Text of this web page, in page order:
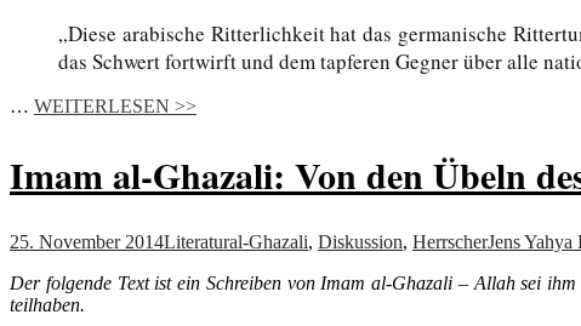
„Diese arabische Ritterlichkeit hat das germanische
das Schwert fortwirft und dem tapferen Gegner über alle
… WEITERLESEN >>
Imam al-Ghazali: Von den Übeln
25. November 2014Literatural-Ghazali, Diskussion, HerrscherJens Yahya
Der folgende Text ist ein Schreiben von Imam al-Ghazali – Allah sei
teilhaben.